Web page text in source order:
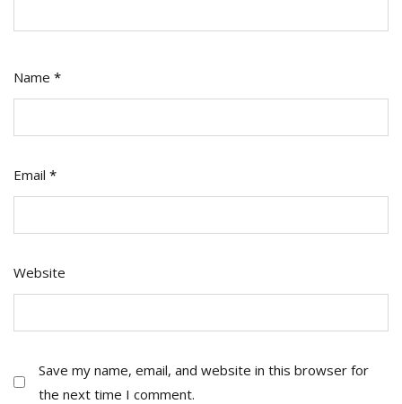
Name *
Email *
Website
Save my name, email, and website in this browser for
the next time I comment.